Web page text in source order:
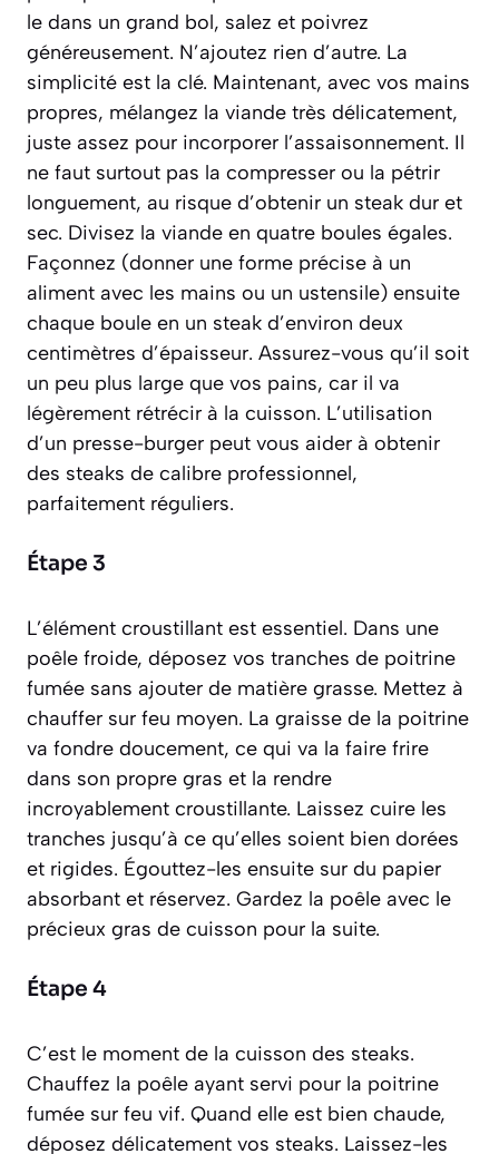
le dans un grand bol, salez et poivrez
généreusement. N’ajoutez rien d’autre. La
simplicité est la clé. Maintenant, avec vos mains
propres, mélangez la viande très délicatement,
juste assez pour incorporer l’assaisonnement. Il
ne faut surtout pas la compresser ou la pétrir
longuement, au risque d’obtenir un steak dur et
sec. Divisez la viande en quatre boules égales.
Façonnez (donner une forme précise à un
aliment avec les mains ou un ustensile) ensuite
chaque boule en un steak d’environ deux
centimètres d’épaisseur. Assurez-vous qu’il soit
un peu plus large que vos pains, car il va
légèrement rétrécir à la cuisson. L’utilisation
d’un presse-burger peut vous aider à obtenir
des steaks de calibre professionnel,
parfaitement réguliers.
Étape 3
L’élément croustillant est essentiel. Dans une
poêle froide, déposez vos tranches de poitrine
fumée sans ajouter de matière grasse. Mettez à
chauffer sur feu moyen. La graisse de la poitrine
va fondre doucement, ce qui va la faire frire
dans son propre gras et la rendre
incroyablement croustillante. Laissez cuire les
tranches jusqu’à ce qu’elles soient bien dorées
et rigides. Égouttez-les ensuite sur du papier
absorbant et réservez. Gardez la poêle avec le
précieux gras de cuisson pour la suite.
Étape 4
C’est le moment de la cuisson des steaks.
Chauffez la poêle ayant servi pour la poitrine
fumée sur feu vif. Quand elle est bien chaude,
déposez délicatement vos steaks. Laissez-les